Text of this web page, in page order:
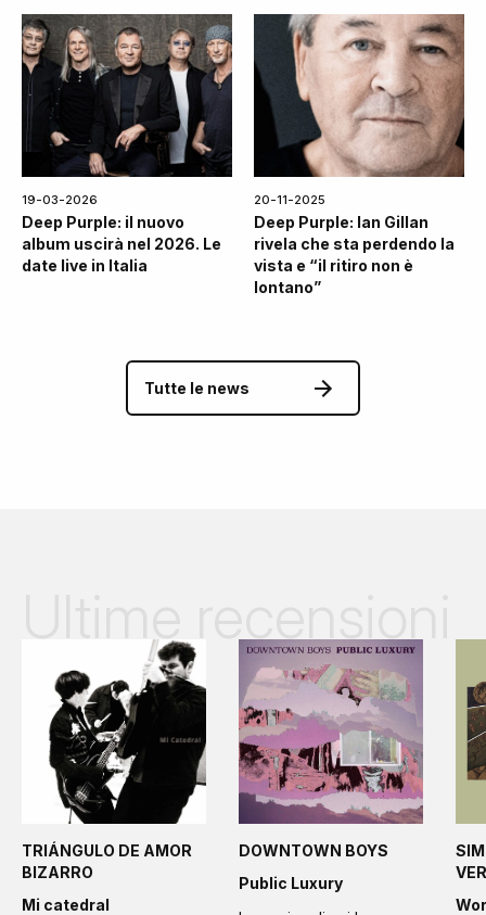
19-03-2026
Deep Purple: il nuovo
album uscirà nel 2026. Le
date live in Italia
20-11-2025
Deep Purple: Ian Gillan
rivela che sta perdendo la
vista e “il ritiro non è
lontano”
Tutte le news
TRIÁNGULO DE AMOR
BIZARRO
Mi catedral
DOWNTOWN BOYS
Public Luxury